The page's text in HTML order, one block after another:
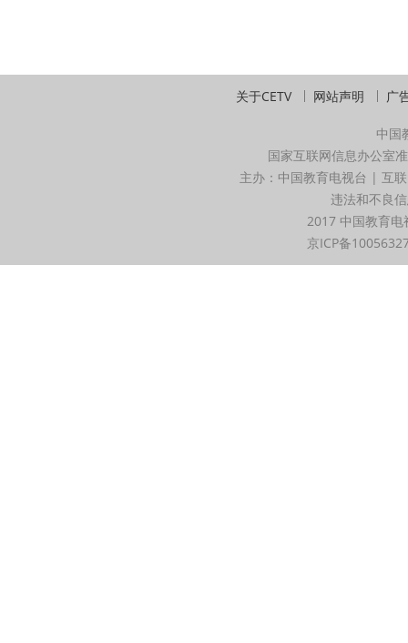
关于CETV 网站声明 广
中国
国家互联网信息办公室
主办：中国教育电视台 | 互
违法和不良
2017 中国教育
京ICP备